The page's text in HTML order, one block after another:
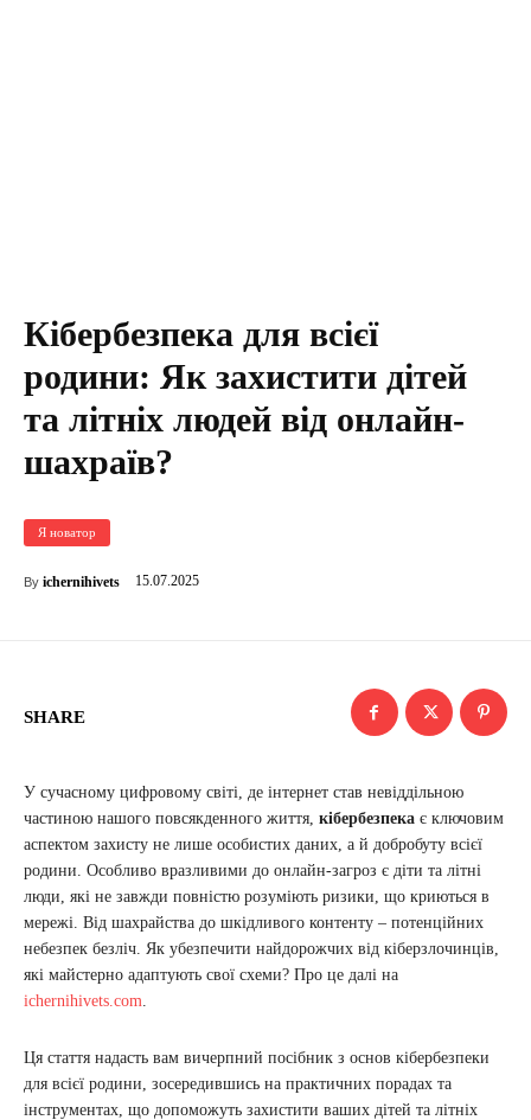
Кібербезпека для всієї
родини: Як захистити дітей
та літніх людей від онлайн-
шахраїв?
Я новатор
By ichernihivets 15.07.2025
SHARE
У сучасному цифровому світі, де інтернет став невіддільною
частиною нашого повсякденного життя, кібербезпека є ключовим
аспектом захисту не лише особистих даних, а й добробуту всієї
родини. Особливо вразливими до онлайн-загроз є діти та літні
люди, які не завжди повністю розуміють ризики, що криються в
мережі. Від шахрайства до шкідливого контенту – потенційних
небезпек безліч. Як убезпечити найдорожчих від кіберзлочинців,
які майстерно адаптують свої схеми? Про це далі на
ichernihivets.com.
Ця стаття надасть вам вичерпний посібник з основ кібербезпеки
для всієї родини, зосередившись на практичних порадах та
інструментах, що допоможуть захистити ваших дітей та літніх